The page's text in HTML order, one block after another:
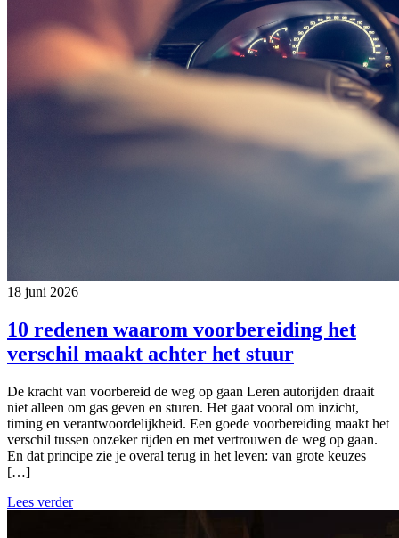
18 juni 2026
10 redenen waarom voorbereiding het
verschil maakt achter het stuur
De kracht van voorbereid de weg op gaan Leren autorijden draait
niet alleen om gas geven en sturen. Het gaat vooral om inzicht,
timing en verantwoordelijkheid. Een goede voorbereiding maakt het
verschil tussen onzeker rijden en met vertrouwen de weg op gaan.
En dat principe zie je overal terug in het leven: van grote keuzes
[…]
Lees verder